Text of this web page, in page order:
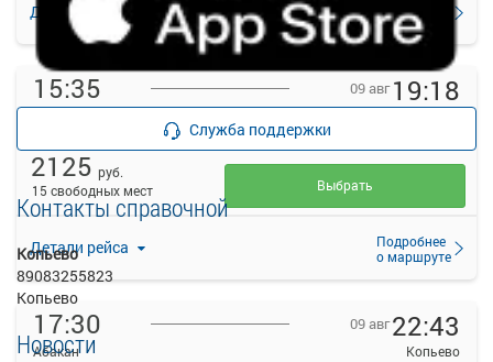
Детали рейса
о маршруте
15:35 09 авг 19:18
Детали рейса
Подробнее
о маршруте
2125 руб.
15 свободных мест
Выбрать
17:30
Абакан
09 авг22:43
Копьево
Служба поддержки
Контакты справочной
Копьево
89083255823
Копьево
Новости